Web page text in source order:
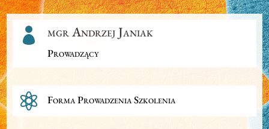
 mgr Andrzej Janiak
Prowadzący
 Forma Prowadzenia Szkolenia